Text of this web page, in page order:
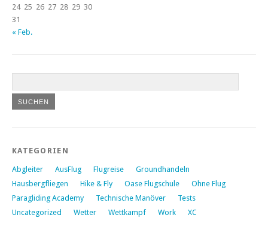
24 25 26 27 28 29 30
31
« Feb.
KATEGORIEN
Abgleiter AusFlug Flugreise
Groundhandeln
Hausbergfliegen
Hike & Fly Oase Flugschule
Ohne Flug
Paragliding Academy
Technische Manöver
Tests
Uncategorized
Wetter Wettkampf Work XC